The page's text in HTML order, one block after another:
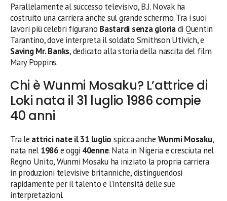
Parallelamente al successo televisivo, B.J. Novak ha
costruito una carriera anche sul grande schermo. Tra i suoi
lavori più celebri figurano Bastardi senza gloriadi Quentin
Tarantino, dove interpreta il soldato Smithson Utivich, e
Saving Mr. Banks, dedicato alla storia della nascita del film
Mary Poppins.
Chi è Wunmi Mosaku? L’attrice di
Loki nata il 31 luglio 1986 compie
40 anni
Tra le attrici nate il 31 luglio spicca anche Wunmi Mosaku,
nata nel 1986e oggi 40enne. Nata in Nigeria e cresciuta nel
Regno Unito, Wunmi Mosaku ha iniziato la propria carriera
in produzioni televisive britanniche, distinguendosi
rapidamente per il talento e l’intensità delle sue
interpretazioni.